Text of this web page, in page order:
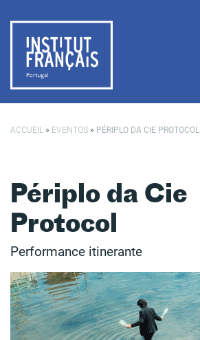
ACCUEIL » EVENTOS » PÉRIPLO DA CIE PROTOCOL
Périplo da Cie
Protocol
Performance itinerante